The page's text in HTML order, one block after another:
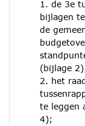
1. de 3e
bijlagen
de
(bijlage
2. het
te leggen
4);